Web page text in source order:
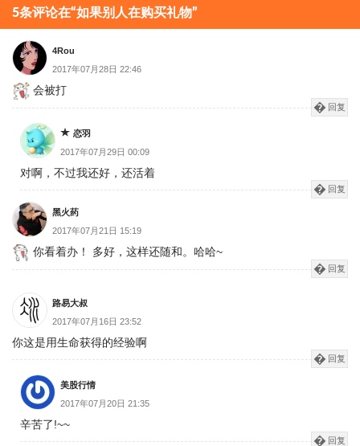
分
页
5条评论在“如果别人在购买礼物”
4Rou
2017年07月28日 22:46
会被打
回复
恋羽
2017年07月29日 00:09
对啊，不过我还好，还活着
回复
黑火药
2017年07月21日 15:19
你看着办！ 多好，这样还随和。哈哈~
回复
路易大叔
2017年07月16日 23:52
你这是用生命获得的经验啊
回复
美股行情
2017年07月20日 21:35
辛苦了!~~
回复